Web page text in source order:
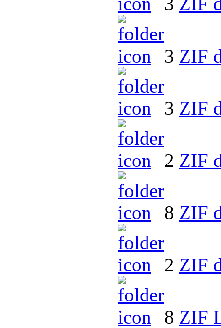
3 ZIF
3 ZIF
2 ZIF
8 ZIF
2 ZIF
8 ZIF